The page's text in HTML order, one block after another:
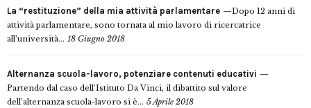
La “restituzione” della mia attività parlamentare
Dopo 12 anni di
attività parlamentare, sono tornata al mio lavoro di ricercatrice
all’università... 18 Giugno 2018
Alternanza scuola-lavoro, potenziare contenuti educativi
Partendo dal caso dell’Istituto Da Vinci, il dibattito sul valore
dell’alternanza scuola-lavoro si è... 5 Aprile 2018